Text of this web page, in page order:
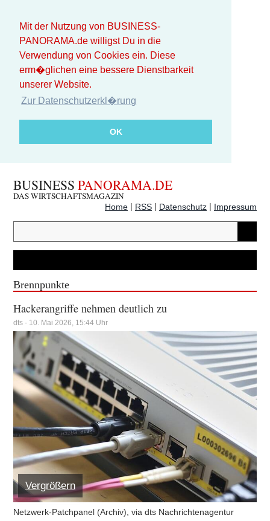
Mit der Nutzung von BUSINESS-
PANORAMA.de willigst Du in die
Verwendung von Cookies ein. Diese
erm�glichen eine bessere Dienstbarkeit
unserer Website.
Zur Datenschutzerkl�rung
OK
BUSINESS PANORAMA.DE
DAS WIRTSCHAFTSMAGAZIN
Home | RSS | Datenschutz | Impressum
Brennpunkte
Hackerangriffe nehmen deutlich zu
dts - 10. Mai 2026, 15:44 Uhr
Vergrößern
Netzwerk-Patchpanel (Archiv), via dts Nachrichtenagentur